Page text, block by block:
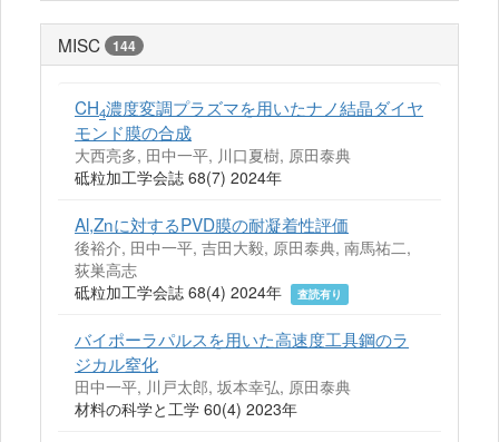
MISC 144
CH4濃度変調プラズマを用いたナノ結晶ダイヤ
モンド膜の合成
大西亮多, 田中一平, 川口夏樹, 原田泰典
砥粒加工学会誌 68(7) 2024年
Al,Znに対するPVD膜の耐凝着性評価
後裕介, 田中一平, 吉田大毅, 原田泰典, 南馬祐二,
荻巣高志
砥粒加工学会誌 68(4) 2024年
査読有り
バイポーラパルスを用いた高速度工具鋼のラ
ジカル窒化
田中一平, 川戸太郎, 坂本幸弘, 原田泰典
材料の科学と工学 60(4) 2023年